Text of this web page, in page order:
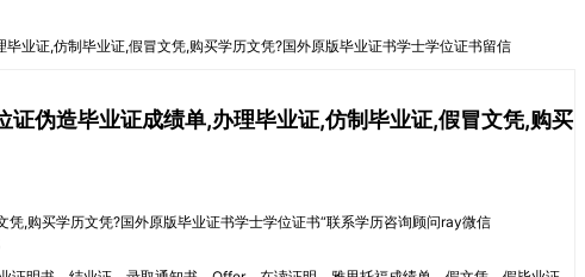
业证,仿制毕业证,假冒文凭,购买学历文凭?国外原版毕业证书学士学位证书留信
伪造毕业证成绩单,办理毕业证,仿制毕业证,假冒文凭,购买
,购买学历文凭?国外原版毕业证书学士学位证书“联系学历咨询顾问ray微信